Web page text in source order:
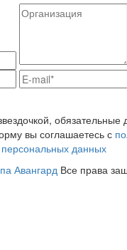
обязательные
вы соглашаетесь с
данных
Авангард Все права